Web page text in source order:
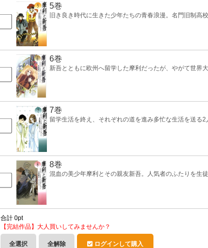
5巻
旧き良き時代に生きた少年たちの青春浪漫。名門旧制高
6巻
新吾とともに欧州へ留学した摩利だったが、やがて世界
7巻
留学生活を終え、それぞれの道を進み多忙な生活を送る2
8巻
混血の美少年摩利とその親友新吾。人気者のふたりを生
合計 0pt
【完結作品】大人買いしてみませんか？
全選択 全解除 ログインして購入